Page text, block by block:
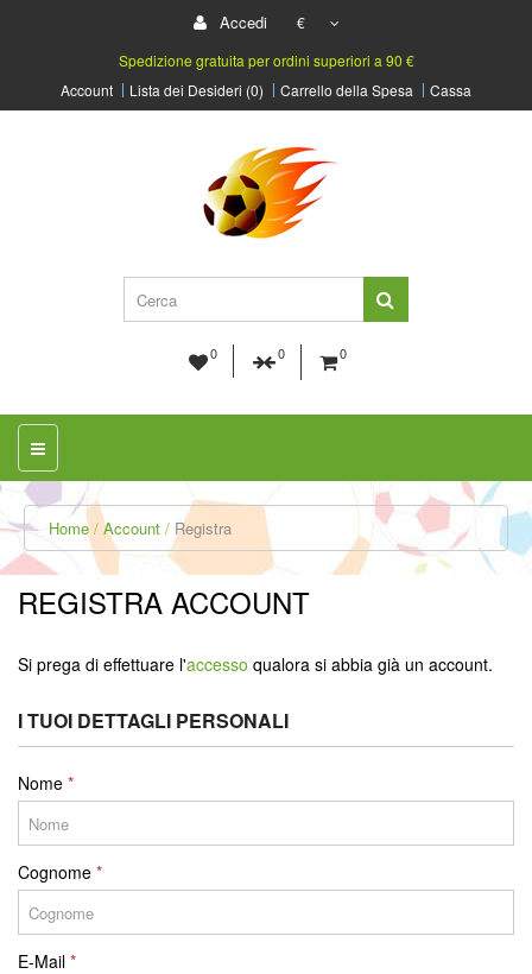
Accedi
€
Spedizione gratuita per ordini superiori a 90 €
Account
Lista dei Desideri (0) Carrello della Spesa Cassa
0 0 0
Home Account Registra
REGISTRA ACCOUNT
Si prega di effettuare l'accesso qualora si abbia già un account.
I TUOI DETTAGLI PERSONALI
Nome
Cognome
E-Mail